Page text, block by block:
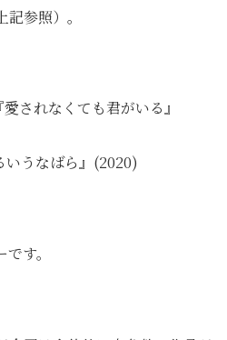
参照）。
されなくても君がいる』
いうなばら』(2020)
す。